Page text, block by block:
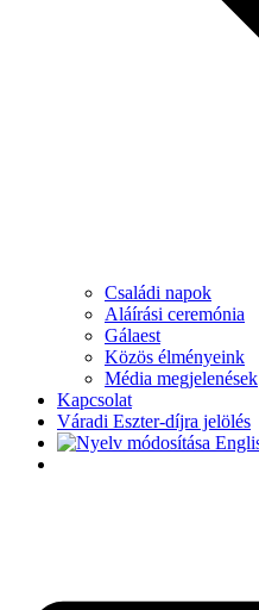
Családi napok
Aláírási ceremónia
Gálaest
Közös élményeink
Média megjelenések
Kapcsolat
Váradi Eszter-díjra jelölés